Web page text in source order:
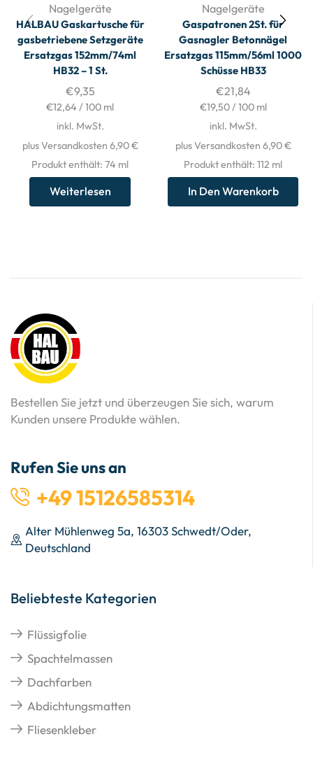
Nagelgeräte
HALBAU Gaskartusche für
gasbetriebene Setzgeräte
Ersatzgas 152mm/74ml
HB32 – 1 St.
€9,35
€12,64 / 100 ml
inkl. MwSt.
plus Versandkosten 6,90 €
Produkt enthält: 74 ml
Weiterlesen
Nagelgeräte
Gaspatronen 2St. für
Gasnagler Betonnägel
Ersatzgas 115mm/56ml 1000
Schüsse HB33
€21,84
€19,50/ 100 ml
inkl. MwSt.
plus Versandkosten 6,90 €
Produkt enthält: 112 ml
In Den Warenkorb
Bestellen Sie jetzt und überzeugen Sie sich, warum
Kunden unsere Produkte wählen.
Rufen Sie uns an
+49 15126585314
Alter Mühlenweg 5a, 16303 Schwedt/Oder,
Deutschland
Beliebteste Kategorien
Flüssigfolie
Spachtelmassen
Dachfarben
Abdichtungsmatten
Fliesenkleber